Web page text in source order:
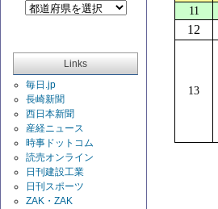
Links
毎日.jp
長崎新聞
西日本新聞
産経ニュース
時事ドットコム
読売オンライン
日刊建設工業
日刊スポーツ
ZAK・ZAK
11
12
13